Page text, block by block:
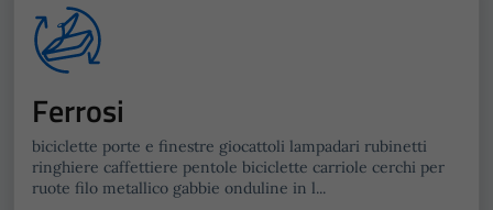
Ferrosi
biciclette porte e finestre giocattoli lampadari rubinetti
ringhiere caffettiere pentole biciclette carriole cerchi per
ruote filo metallico gabbie onduline in l...